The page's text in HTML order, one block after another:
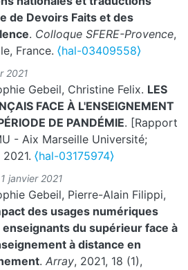
de Devoirs Faits et des
. Colloque SFERE-Provence,
France. ⟨hal-03409558⟩
2021
Gebeil, Christine Felix. LES
FACE À L'ENSEIGNEMENT
DE PANDÉMIE. [Rapport
- Aix Marseille Université;
2021. ⟨hal-03175974⟩
1 janvier 2021
Gebeil, Pierre-Alain Filippi,
des usages numériques
du supérieur face à
à distance en
. Array, 2021, 18 (1),